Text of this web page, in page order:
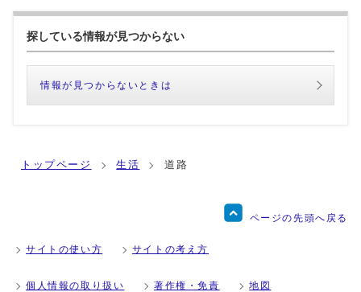
探している情報が見つからない
情報が見つからないときは
トップページ 生活 道路
ページの先頭へ戻る
サイトの使い方 サイトの考え方
個人情報の取り扱い 著作権・免責 地図